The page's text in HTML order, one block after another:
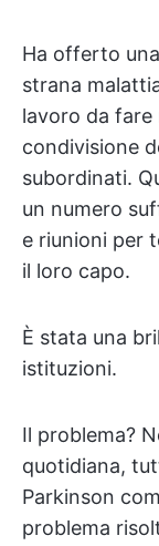
Ha offerto
strana
lavoro da fare
condivisione
subordinati.
un numero
e riunioni per
il loro capo.
È stata una
istituzioni.
Il problema?
quotidiana,
Parkinson
problema